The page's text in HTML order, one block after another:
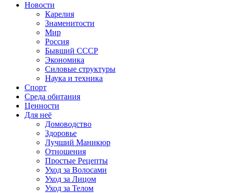
Новости
Карелия
Знаменитости
Мир
Россия
Бывший СССР
Экономика
Силовые структуры
Наука и техника
Спорт
Среда обитания
Ценности
Для неё
Домоводство
Здоровье
Лучший Маникюр
Отношения
Простые Рецепты
Уход за Волосами
Уход за Лицом
Уход за Телом